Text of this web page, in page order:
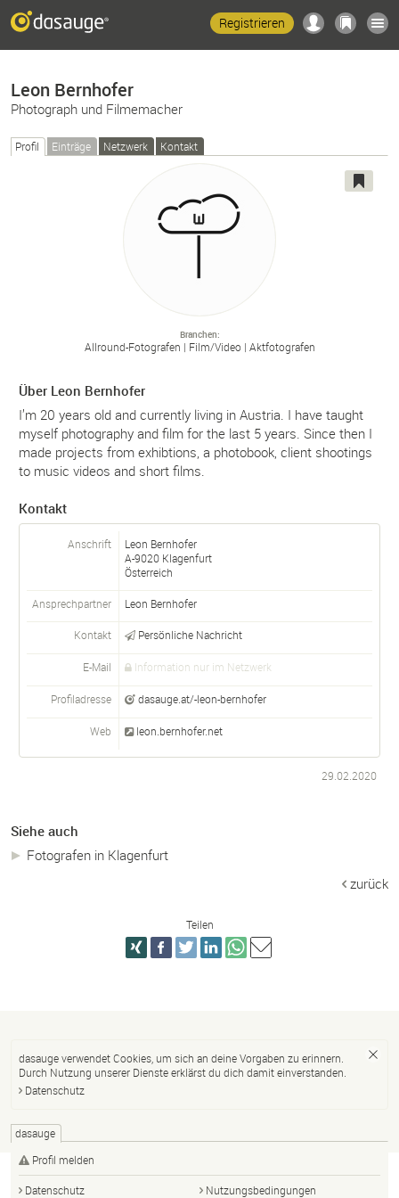
Registrieren
Leon Bernhofer
Photograph und Filmemacher
Profil Einträge Netzwerk Kontakt
Branchen
Allround-Fotografen Film/Video Aktfotografen
Über Leon Bernhofer
I’m 20 years old and currently living in Austria. I have taught
myself photography and film for the last 5 years. Since then I
made projects from exhibtions, a photobook, client shootings
to music videos and short films.
Kontakt
Anschrift
Leon Bernhofer
A-9020 Klagenfurt
Österreich
Ansprechpartner Leon Bernhofer
Kontakt Persönliche Nachricht
E-Mail Information nur im Netzwerk
Profiladresse dasauge.at/-leon-bernhofer
Web leon.bernhofer.net
29.02.2020
Siehe auch
Fotografen in Klagenfurt
zurück
Teilen
dasauge verwendet Cookies, um sich an deine Vorgaben zu erinnern.
Durch Nutzung unserer Dienste erklärst du dich damit einverstanden.
Datenschutz
dasauge
Profil melden
Datenschutz
Nutzungsbedingungen